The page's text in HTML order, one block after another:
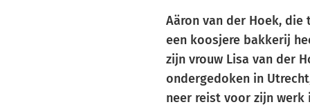
Aäron van der Hoek, die
een koosjere bakkerij
zijn vrouw Lisa van der
ondergedoken in
neer reist voor zijn werk